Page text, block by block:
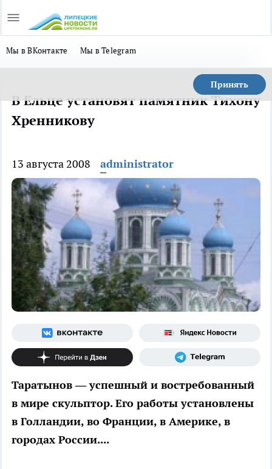
Мы в ВКонтакте Мы в Telegram
Принять
В Ельце установят памятник Тихону
Хренникову
13 августа 2008 administrator
Таратынов — успешный и востребованный
в мире скульптор. Его работы установлены
в Голландии, во Франции, в Америке, в
городах России....